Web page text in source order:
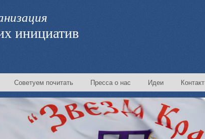
инициатив
Советуем почитать Пресса о нас Идеи